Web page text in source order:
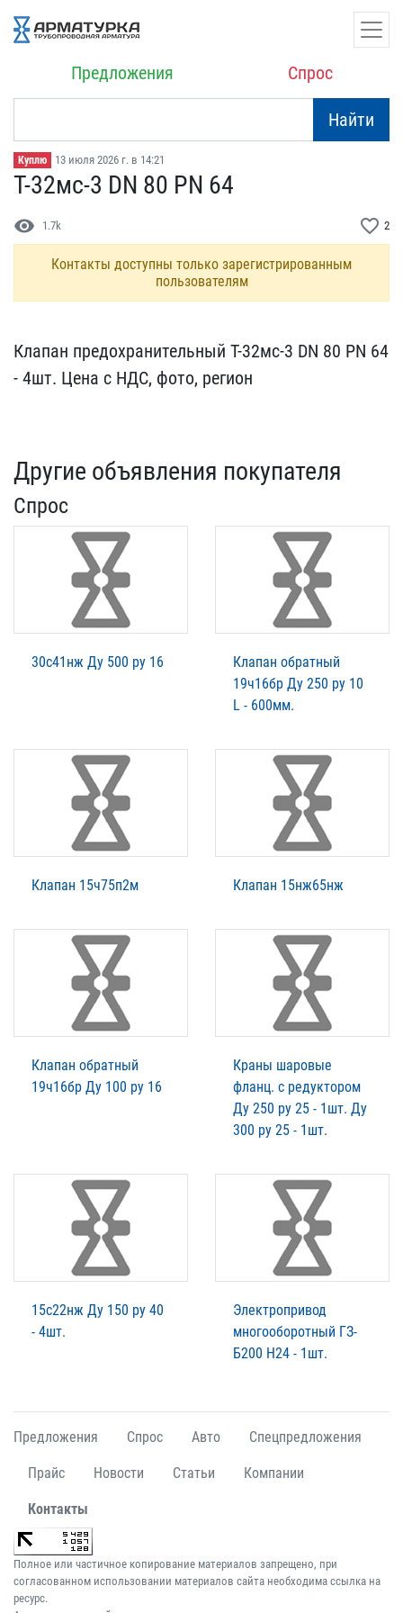
Предложения Спрос
Найти
Куплю 13 июля 2026 г. в 14:21
Т-32мс-3 DN 80 PN 64
visibility 1.7k favorite_border 2
Контакты доступны только зарегистрированным
пользователям
Клапан предохранительный​ Т-32мс-3 DN 80 PN 64
- ​4шт. Цена с НДС, фото, р​егион
Другие объявления покупателя
Спрос
30с41нж Ду 500 ру 16
Клапан обратный
19ч16бр Ду 250 ру 10
L - 600мм.
Клапан 15ч75п2м Клапан 15нж65нж
Клапан обратный
19ч16бр Ду 100 ру 16
Краны шаровые
фланц. с редуктором
Ду 250 ру 25 - 1шт. Ду
300 ру 25 - 1шт.
15с22нж Ду 150 ру 40
- 4шт.
Электропривод
многооборотный ГЗ-
Б200 Н24 - 1шт.
Предложения Спрос Авто Спецпредложения
Прайс Новости Статьи Компании
Контакты
Полное или частичное копирование материалов запрещено, при
согласованном использовании материалов сайта необходима ссылка на
ресурс.